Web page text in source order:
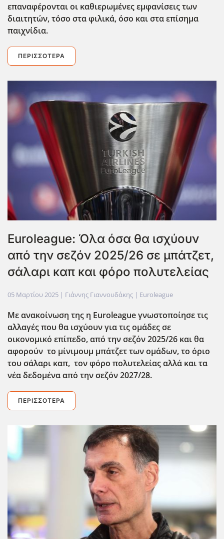
επαναφέρονται οι καθιερωμένες εμφανίσεις των
διαιτητών, τόσο στα φιλικά, όσο και στα επίσημα
παιχνίδια.
ΠΕΡΙΣΣΌΤΕΡΑ
Euroleague: Όλα όσα θα ισχύουν
από την σεζόν 2025/26 σε μπάτζετ,
σάλαρι καπ και φόρο πολυτελείας
05 Μαρτίου 2025 | Γιάννης Γιαννουδάκης | Euroleague
Με ανακοίνωση της η Euroleagueγνωστοποίησε τις
αλλαγές που θα ισχύουν για τις ομάδες σε
οικονομικό επίπεδο, από την σεζόν 2025/26 και θα
αφορούν το μίνιμουμ μπάτζετ των ομάδων, το όριο
του σάλαρι καπ, τον φόρο πολυτελείας αλλά και τα
νέα δεδομένα από την σεζόν 2027/28.
ΠΕΡΙΣΣΌΤΕΡΑ